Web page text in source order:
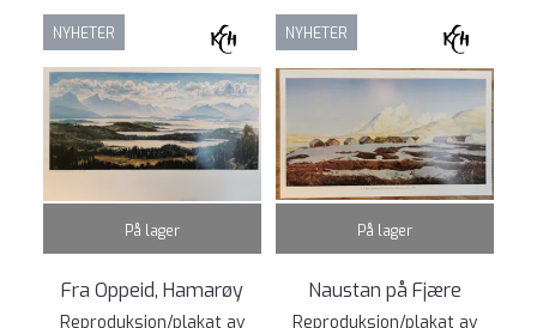
På lager
NYHETER
Fra Oppeid, Hamarøy
Reproduksjon/plakat av
På lager
NYHETER
Naustan på Fjære
Reproduksjon/plakat av